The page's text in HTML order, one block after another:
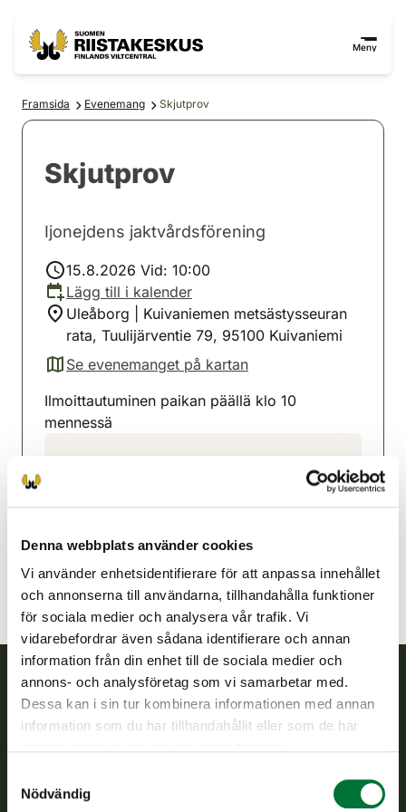
Denna webbplats använder cookies
Vi använder enhetsidentifierare för att anpassa innehållet
och annonserna till användarna, tillhandahålla funktioner
för sociala medier och analysera vår trafik. Vi
vidarebefordrar även sådana identifierare och annan
information från din enhet till de sociala medier och
annons- och analysföretag som vi samarbetar med.
Dessa kan i sin tur kombinera informationen med annan
information som du har tillhandahållit eller som de har
Nödvändig
Meny
Framsida Evenemang Skjutprov
Skjutprov
Ijonejdens jaktvårdsförening
15.8.2026 Vid: 10:00
Lägg till i kalender
Uleåborg | Kuivaniemen metsästysseuran
rata, Tuulijärventie 79, 95100 Kuivaniemi
Se evenemanget på kartan
(avautuu uuteen välilehteen)
Ilmoittautuminen paikan päällä klo 10
mennessä
0400 936 333
Finlands viltcentral
verkställs och svarar för de offentliga förvaltningsuppgifter